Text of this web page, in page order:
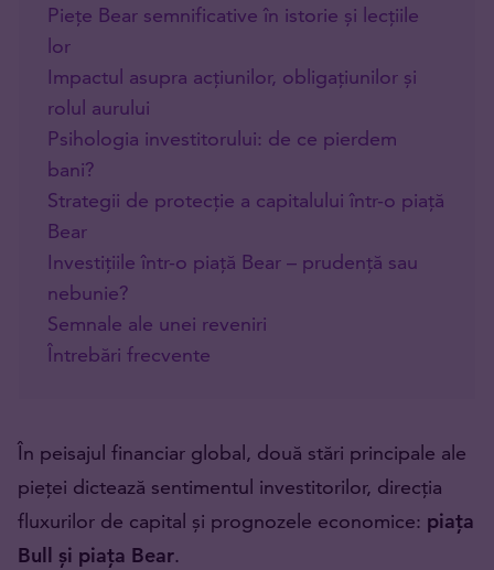
Piețe Bear semnificative în istorie și lecțiile
lor
Impactul asupra acțiunilor, obligațiunilor și
rolul aurului
Psihologia investitorului: de ce pierdem
bani?
Strategii de protecție a capitalului într-o piață
Bear
Investițiile într-o piață Bear – prudență sau
nebunie?
Semnale ale unei reveniri
Întrebări frecvente
În peisajul financiar global, două stări principale ale
pieței dictează sentimentul investitorilor, direcția
fluxurilor de capital și prognozele economice: piața
Bull și piața Bear.